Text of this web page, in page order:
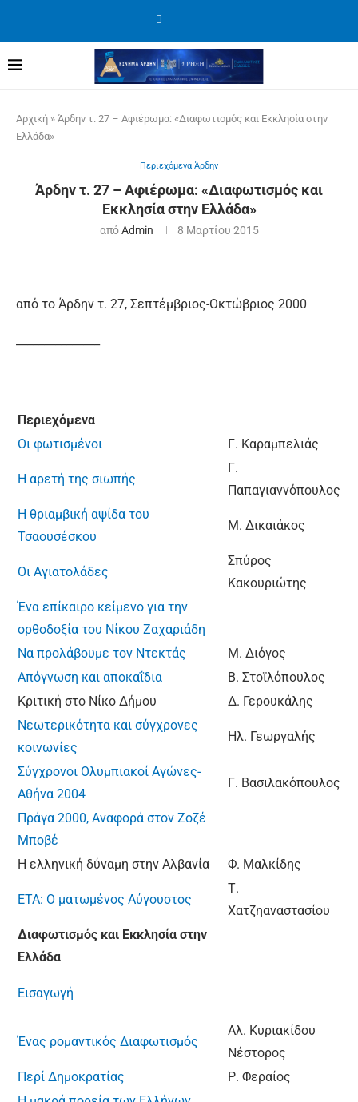
Αρχική » Άρδην τ. 27 – Αφιέρωμα: «Διαφωτισμός και Εκκλησία στην
Ελλάδα»
Περιεχόμενα Άρδην
Άρδην τ. 27 – Αφιέρωμα: «Διαφωτισμός και
Εκκλησία στην Ελλάδα»
απόAdmin 8 Μαρτίου 2015
από το Άρδην τ. 27, Σεπτέμβριος-Οκτώβριος 2000
Περιεχόμενα
Οι φωτισμένοι
Γ. Καραμπελιάς
Η αρετή της σιωπής
Γ.
Παπαγιαννόπουλος
Η θριαμβική αψίδα του
Τσαουσέσκου
Μ. Δικαιάκος
Οι Αγιατολάδες
Σπύρος
Κακουριώτης
Ένα επίκαιρο κείμενο για την
ορθοδοξία του Νίκου Ζαχαριάδη
Να προλάβουμε τον Ντεκτάς
Μ. Διόγος
Απόγνωση και αποκαΐδια
Β. Στοϊλόπουλος
Κριτική στο Νίκο Δήμου
Δ. Γερουκάλης
Νεωτερικότητα και σύγχρονες
κοινωνίες
Ηλ. Γεωργαλής
Σύγχρονοι Ολυμπιακοί Αγώνες-
Αθήνα 2004
Γ. Βασιλακόπουλος
Πράγα 2000, Αναφορά στον Ζοζέ
Μποβέ
Η ελληνική δύναμη στην Αλβανία
Φ. Μαλκίδης
ΕΤΑ: Ο ματωμένος Αύγουστος
Τ.
Χατζηαναστασίου
Διαφωτισμός και Εκκλησία στην
Ελλάδα
Εισαγωγή
Ένας ρομαντικός Διαφωτισμός
Αλ. Κυριακίδου
Νέστορος
Περί Δημοκρατίας
Ρ. Φεραίος